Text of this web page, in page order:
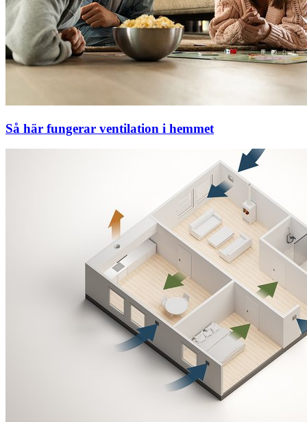
Så här fungerar ventilation i hemmet